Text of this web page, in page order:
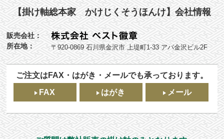
【掛け軸総本家 かけじくそうほんけ】会社情報
販売会社：
所在地：
〒920-0869 石川県金沢市 上堤町1-33 アパ金沢ビル2F
ご注文はFAX・はがき・メールでも承っております。
FAX
はがき メール